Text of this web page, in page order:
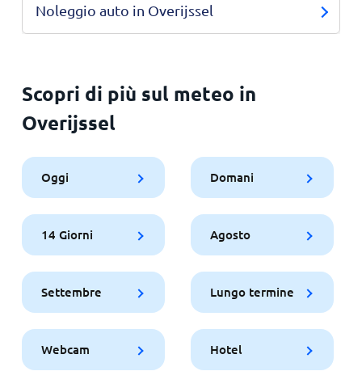
Noleggio auto in Overijssel
Scopri di più sul meteo in
Overijssel
Oggi Domani
14 Giorni Agosto
Settembre Lungo termine
Webcam Hotel